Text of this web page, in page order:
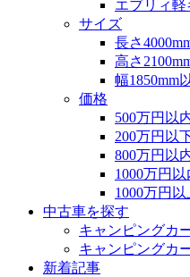
エブリィ軽
サイズ
長さ
高さ
幅1850mm
価格
500万円以
200万円以
800万円以
1000万円以
1000万円以
中古車を探す
キャンピングカ
キャンピングカ
新着記事